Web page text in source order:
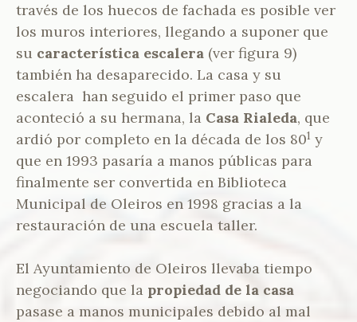
través de los huecos de fachada es posible ver
los muros interiores, llegando a suponer que
su característica escalera (ver figura 9)
también ha desaparecido. La casa y su
escalera han seguido el primer paso que
aconteció a su hermana, la Casa Rialeda, que
ardió por completo en la década de los 801 y
que en 1993 pasaría a manos públicas para
finalmente ser convertida en Biblioteca
Municipal de Oleiros en 1998 gracias a la
restauración de una escuela taller.
El Ayuntamiento de Oleiros llevaba tiempo
negociando que la propiedad de la casa
pasase a manos municipales debido al mal